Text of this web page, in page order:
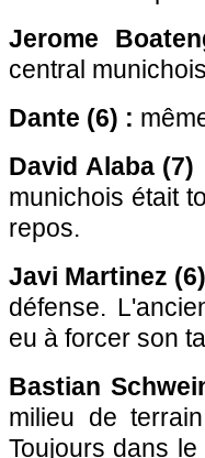
Jerome
central
Dante (6) :
David Alaba (7)
munichois était
repos.
Javi Martinez
défense.
eu à forcer son
Bastian
milieu de
Toujours dans